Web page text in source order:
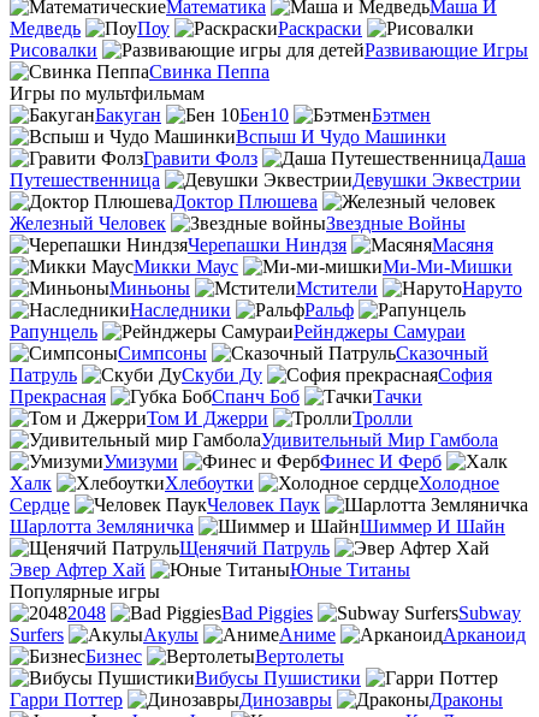
Математика
Маша И
Медведь
Поу
Раскраски
Рисовалки
Развивающие Игры
Свинка Пеппа
Игры по мультфильмам
Бакуган
Бен10
Бэтмен
Вспыш И Чудо Машинки
Гравити Фолз
Даша
Путешественница
Девушки Эквестрии
Доктор Плюшева
Железный Человек
Звездные Войны
Черепашки Ниндзя
Масяня
Микки Маус
Ми-Ми-Мишки
Миньоны
Мстители
Наруто
Наследники
Ральф
Рапунцель
Рейнджеры Самураи
Симпсоны
Сказочный
Патруль
Скуби Ду
София
Прекрасная
Спанч Боб
Тачки
Том И Джерри
Тролли
Удивительный Мир Гамбола
Умизуми
Финес И Ферб
Халк
Хлебоутки
Холодное
Сердце
Человек Паук
Шарлотта Земляничка
Шиммер И Шайн
Щенячий Патруль
Эвер Афтер Хай
Юные Титаны
Популярные игры
2048
Bad Piggies
Subway
Surfers
Акулы Аниме
Арканоид
Бизнес
Вертолеты
Вибусы Пушистики
Гарри Поттер
Динозавры
Драконы